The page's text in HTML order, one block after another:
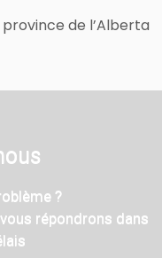
de l’Alberta
?
répondrons dans